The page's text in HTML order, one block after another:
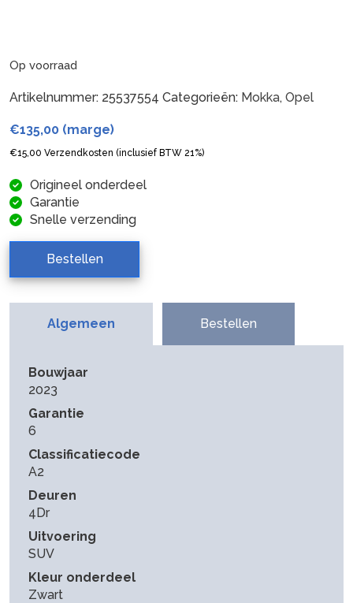
Op voorraad
Artikelnummer: 25537554 Categorieën: Mokka, Opel
€135,00 (marge)
€15,00 Verzendkosten (inclusief BTW 21%)
Origineel onderdeel
Garantie
Snelle verzending
Bestellen
Algemeen Bestellen
Bouwjaar
2023
Garantie
6
Classificatiecode
A2
Deuren
4Dr
Uitvoering
SUV
Kleur onderdeel
Zwart